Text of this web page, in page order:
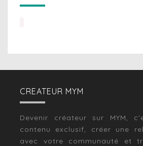
CREATEUR MYM
Devenir créateur sur MYM,
contenu exclusif, créer une
avec votre communauté et